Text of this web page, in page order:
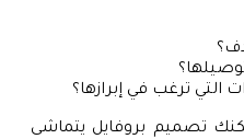
التي ترغب في إبرازها؟
تصميم بروفايل يتماشى